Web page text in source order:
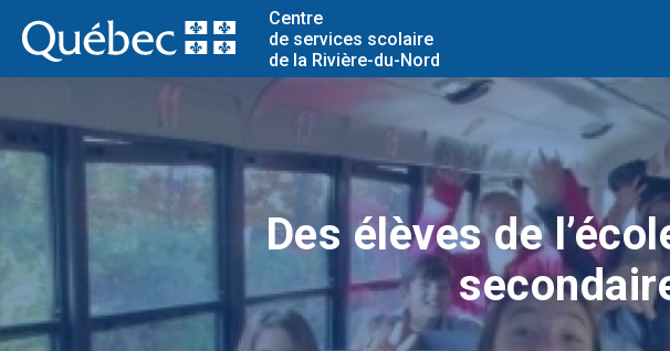
Centre
de services scolaire
de la Rivière-du-Nord
Des élèves de